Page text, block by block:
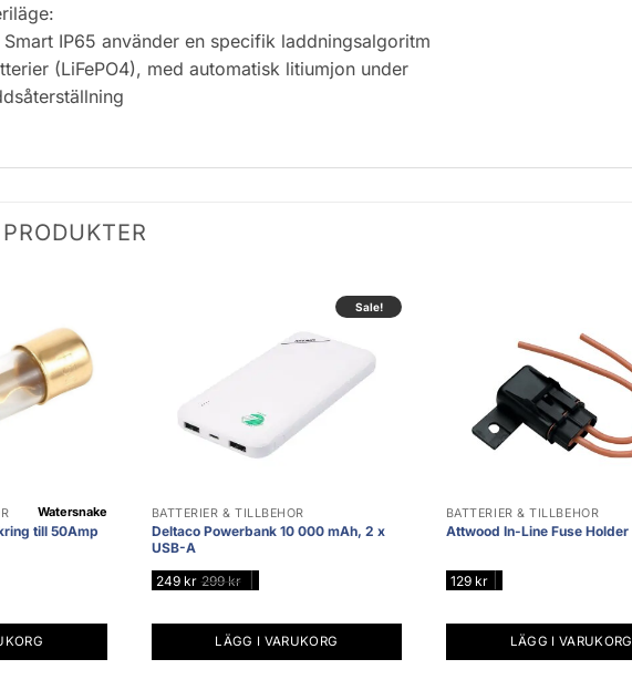
Smart IP65 använder en specifik laddningsalgoritm
(LiFePO4), med automatisk litiumjon under
till 50Amp
Watersnake
Sale!
BATTERIER & TILLBEHÖR
Deltaco Powerbank 10 000 mAh, 2 x
USB-A
249 kr 299kr
LÄGG I VARUKORG
BATTERIER & TILLBEHÖR
Attwood In-Line Fuse Holder
129 kr|
LÄGG I VARUKORG